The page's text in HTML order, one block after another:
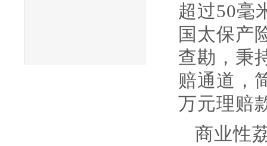
超过50毫
国太保产
查勘，秉
赔通道，
万元理赔
商业性